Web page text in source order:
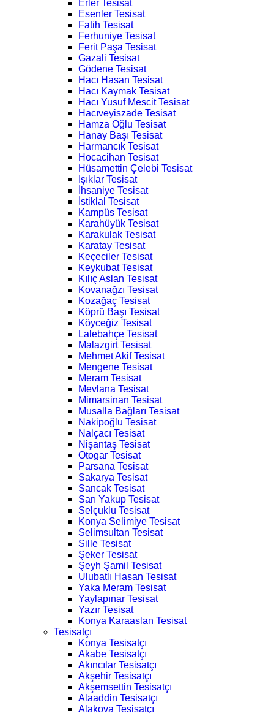
Erler Tesisat
Esenler Tesisat
Fatih Tesisat
Ferhuniye Tesisat
Ferit Paşa Tesisat
Gazali Tesisat
Gödene Tesisat
Hacı Hasan Tesisat
Hacı Kaymak Tesisat
Hacı Yusuf Mescit Tesisat
Hacıveyiszade Tesisat
Hamza Oğlu Tesisat
Hanay Başı Tesisat
Harmancık Tesisat
Hocacihan Tesisat
Hüsamettin Çelebi Tesisat
Işıklar Tesisat
İhsaniye Tesisat
İstiklal Tesisat
Kampüs Tesisat
Karahüyük Tesisat
Karakulak Tesisat
Karatay Tesisat
Keçeciler Tesisat
Keykubat Tesisat
Kılıç Aslan Tesisat
Kovanağzı Tesisat
Kozağaç Tesisat
Köprü Başı Tesisat
Köyceğiz Tesisat
Lalebahçe Tesisat
Malazgirt Tesisat
Mehmet Akif Tesisat
Mengene Tesisat
Meram Tesisat
Mevlana Tesisat
Mimarsinan Tesisat
Musalla Bağları Tesisat
Nakipoğlu Tesisat
Nalçacı Tesisat
Nişantaş Tesisat
Otogar Tesisat
Parsana Tesisat
Sakarya Tesisat
Sancak Tesisat
Sarı Yakup Tesisat
Selçuklu Tesisat
Konya Selimiye Tesisat
Selimsultan Tesisat
Sille Tesisat
Şeker Tesisat
Şeyh Şamil Tesisat
Ulubatlı Hasan Tesisat
Yaka Meram Tesisat
Yaylapınar Tesisat
Yazır Tesisat
Konya Karaaslan Tesisat
Tesisatçı
Konya Tesisatçı
Akabe Tesisatçı
Akıncılar Tesisatçı
Akşehir Tesisatçı
Akşemsettin Tesisatçı
Alaaddin Tesisatçı
Alakova Tesisatçı